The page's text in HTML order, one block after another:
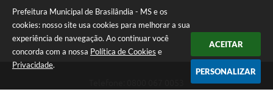
Prefeitura Municipal de Brasilândia - MS e os
cookies: nosso site usa cookies para melhorar a sua
experiência de navegação. Ao continuar você
concorda com a nossa Política de Cookies e
Privacidade.
ACEITAR
PERSONALIZAR